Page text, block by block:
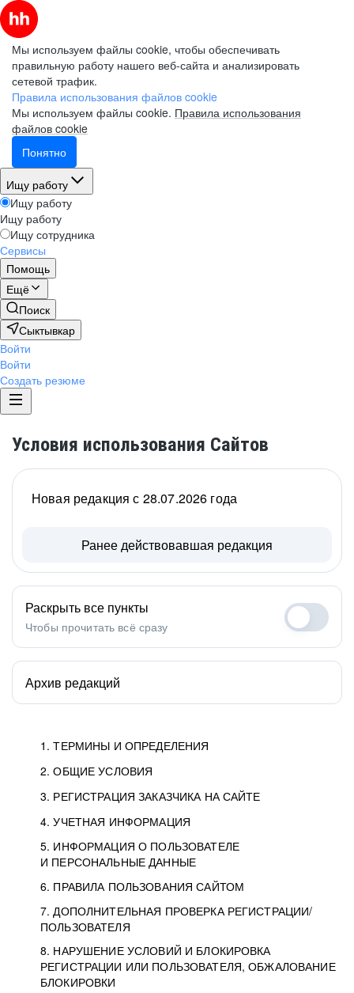
Мы используем файлы cookie, чтобы обеспечивать
правильную работу нашего веб-сайта и анализировать
сетевой трафик.
Правила использования файлов cookie
Мы используем файлы cookie. Правила использования
файлов cookie
Понятно
Ищу работу
Ищу работу
Ищу работу
Ищу сотрудника
Сервисы
Помощь
Ещё
Поиск
Сыктывкар
Войти
Войти
Создать резюме
Условия использования Сайтов
1. ТЕРМИНЫ И ОПРЕДЕЛЕНИЯ
2. ОБЩИЕ УСЛОВИЯ
3. РЕГИСТРАЦИЯ ЗАКАЗЧИКА НА САЙТЕ
4. УЧЕТНАЯ ИНФОРМАЦИЯ
5. ИНФОРМАЦИЯ О ПОЛЬЗОВАТЕЛЕ
И ПЕРСОНАЛЬНЫЕ ДАННЫЕ
6. ПРАВИЛА ПОЛЬЗОВАНИЯ САЙТОМ
7. ДОПОЛНИТЕЛЬНАЯ ПРОВЕРКА РЕГИСТРАЦИИ/
ПОЛЬЗОВАТЕЛЯ
8. НАРУШЕНИЕ УСЛОВИЙ И БЛОКИРОВКА
РЕГИСТРАЦИИ ИЛИ ПОЛЬЗОВАТЕЛЯ, ОБЖАЛОВАНИЕ
БЛОКИРОВКИ
Новая редакция с 28.07.2026 года
Ранее действовавшая редакция
Раскрыть все пункты
Чтобы прочитать всё сразу
Архив редакций